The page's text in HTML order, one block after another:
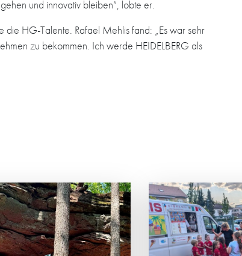
und innovativ bleiben“, lobte er.
die HG-Talente. Rafael Mehlis fand: „Es war sehr
zu bekommen. Ich werde HEIDELBERG als
GESICHTER
JUNG UND ALT
Eltern-Kind-Turnier der HG-